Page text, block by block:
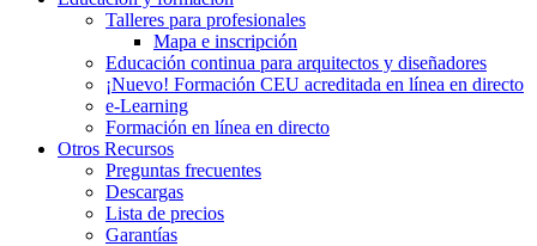
Talleres para profesionales
Mapa e inscripción
Educación continua para arquitectos y diseñadores
¡Nuevo! Formación CEU acreditada en línea en directo
e-Learning
Formación en línea en directo
Otros Recursos
Preguntas frecuentes
Descargas
Lista de precios
Garantías